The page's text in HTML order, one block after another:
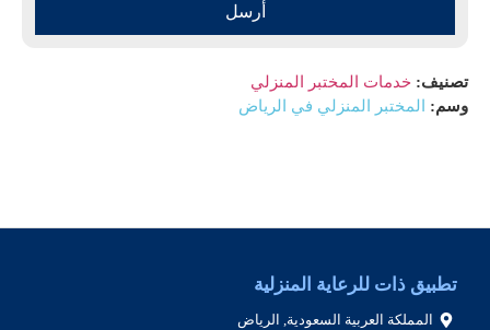
أرسل
تصنيف: خدمات المختبر المنزلي
وسم:
المختبر المنزلي في الرياض
تطبيق ذات للرعاية المنزلية
المملكة العربية السعودية, الرياض